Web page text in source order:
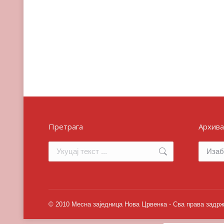
Претрага Архива
© 2010 Месна заједница Нова Црвенка - Сва права